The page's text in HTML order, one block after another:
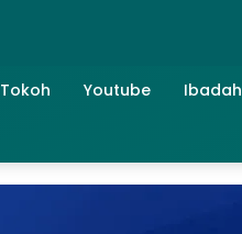
Tokoh Youtube Ibadah